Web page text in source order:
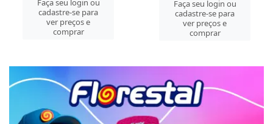
Faça seu login ou
cadastre-se para
ver preços e
comprar
Faça seu login ou
cadastre-se para
ver preços e
comprar